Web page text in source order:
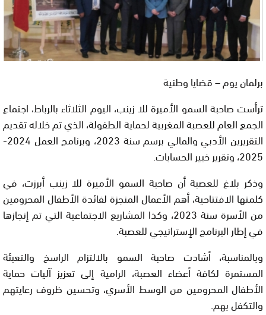
برلمان يوم – قضايا وطنية
ترأست صاحبة السمو الأميرة للا زينب، اليوم الثلاثاء بالرباط، اجتماع
الجمع العام للعصبة المغربية لحماية الطفولة، الذي تم خلاله تقديم
التقريرين الأدبي والمالي برسم سنة 2023، وبرنامج العمل 2024-
2025، وتقرير خبير الحسابات.
وذكر بلاغ للعصبة أن صاحبة السمو الأميرة للا زينب أبرزت، في
كلمتها الافتتاحية، أهم الأعمال المنجزة لفائدة الأطفال المحرومين
من الأسرة سنة 2023، وكذا المشاريع الاجتماعية التي تم إنجازها
في إطار البرنامج الإستراتيجي للعصبة.
وبالمناسبة، أشادت صاحبة السمو بالالتزام الراسخ والتعبئة
المستمرة لكافة أعضاء العصبة، الرامية إلى تعزيز آليات حماية
الأطفال المحرومين من الوسط الأسري، وتحسين ظروف رعايتهم
والتكفل بهم.